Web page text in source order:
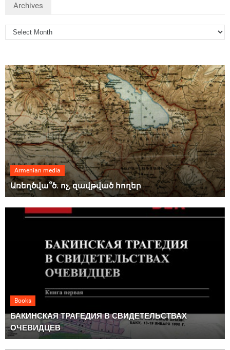
Archives
Armenian media
Առեղծվա՞ծ. ոչ, զավթված հողեր
Books
БАКИНСКАЯ ТРАГЕДИЯ В СВИДЕТЕЛЬСТВАХ
ОЧЕВИДЦЕВ